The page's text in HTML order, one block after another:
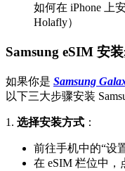
如何在 iPhone 上
Holafly）
Samsung eSIM 安
如果你是 Samsung
以下三大步骤安装
1. 选择安装方式 ：
前往手机中的“设
在 eSIM 栏位中，